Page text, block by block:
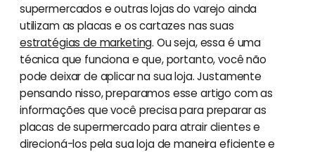
supermercados e outras lojas do varejo ainda
utilizam as placas e os cartazes nas suas
estratégias de marketing. Ou seja, essa é uma
técnica que funciona e que, portanto, você não
pode deixar de aplicar na sua loja. Justamente
pensando nisso, preparamos esse artigo com as
informações que você precisa para preparar as
placas de supermercado para atrair clientes e
direcioná-los pela sua loja de maneira eficiente e